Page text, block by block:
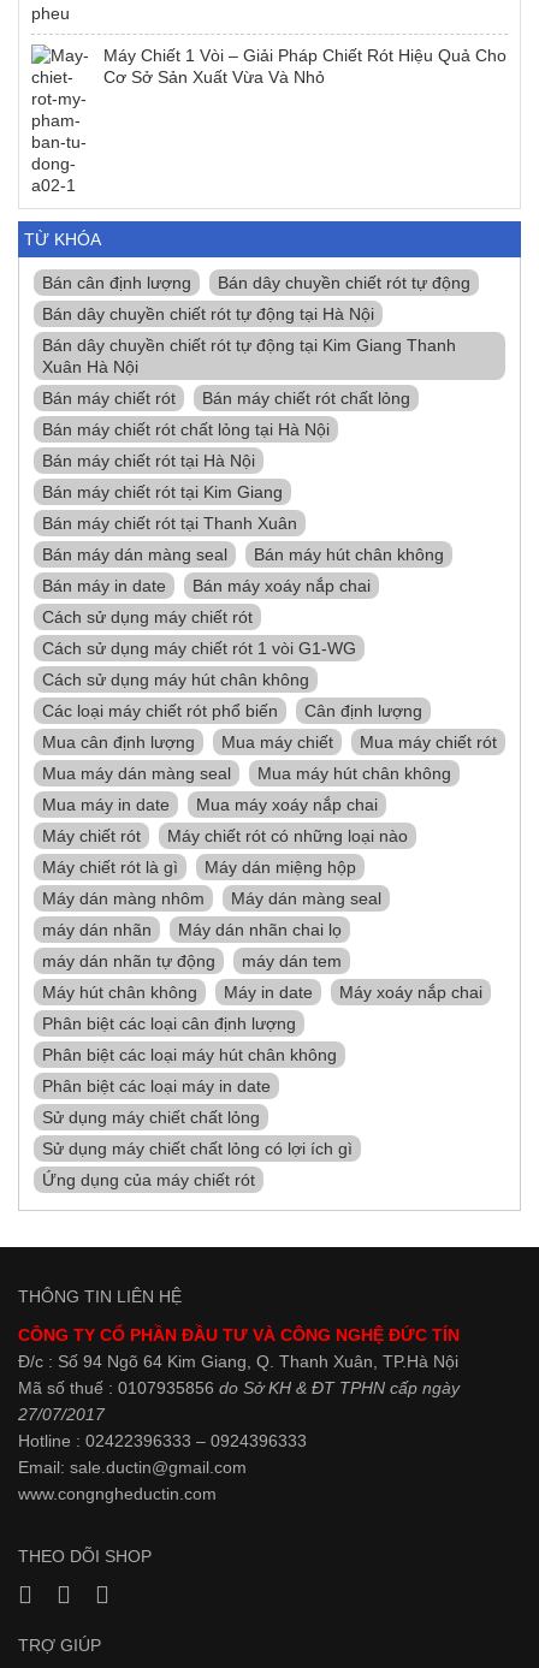
Máy Chiết 1 Vòi – Giải Pháp Chiết Rót Hiệu Quả Cho
Cơ Sở Sản Xuất Vừa Và Nhỏ
TỪ KHÓA
Bán cân định lượng
Bán dây chuyền chiết rót tự động
Bán dây chuyền chiết rót tự động tại Hà Nội
Bán dây chuyền chiết rót tự động tại Kim Giang Thanh
Xuân Hà Nội
Bán máy chiết rót
Bán máy chiết rót chất lỏng
Bán máy chiết rót chất lỏng tại Hà Nội
Bán máy chiết rót tại Hà Nội
Bán máy chiết rót tại Kim Giang
Bán máy chiết rót tại Thanh Xuân
Bán máy dán màng seal
Bán máy hút chân không
Bán máy in date
Bán máy xoáy nắp chai
Cách sử dụng máy chiết rót
Cách sử dụng máy chiết rót 1 vòi G1-WG
Cách sử dụng máy hút chân không
Các loại máy chiết rót phổ biến
Cân định lượng
Mua cân định lượng
Mua máy chiết
Mua máy chiết rót
Mua máy dán màng seal
Mua máy hút chân không
Mua máy in date
Mua máy xoáy nắp chai
Máy chiết rót
Máy chiết rót có những loại nào
Máy chiết rót là gì
Máy dán miệng hộp
Máy dán màng nhôm
Máy dán màng seal
máy dán nhãn
Máy dán nhãn chai lọ
máy dán nhãn tự động
máy dán tem
Máy hút chân không
Máy in date
Máy xoáy nắp chai
Phân biệt các loại cân định lượng
Phân biệt các loại máy hút chân không
Phân biệt các loại máy in date
Sử dụng máy chiết chất lỏng
Sử dụng máy chiết chất lỏng có lợi ích gì
Ứng dụng của máy chiết rót
THÔNG TIN LIÊN HỆ
CÔNG TY CỔ PHẦN ĐẦU TƯ VÀ CÔNG NGHỆ ĐỨC TÍN
Đ/c : Số 94 Ngõ 64 Kim Giang, Q. Thanh Xuân, TP.Hà Nội
Mã số thuế : 0107935856 do Sở KH & ĐT TPHN cấp ngày
27/07/2017
Hotline : 02422396333 – 0924396333
Email: sale.ductin@gmail.com
www.congngheductin.com
THEO DÕI SHOP
TRỢ GIÚP